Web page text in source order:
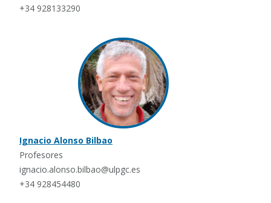
+34 928133290
Ignacio Alonso Bilbao
Profesores
ignacio.alonso.bilbao@ulpgc.es
+34 928454480